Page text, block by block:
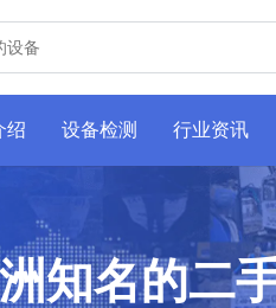
绍 设备检测 行业资讯
知名的二